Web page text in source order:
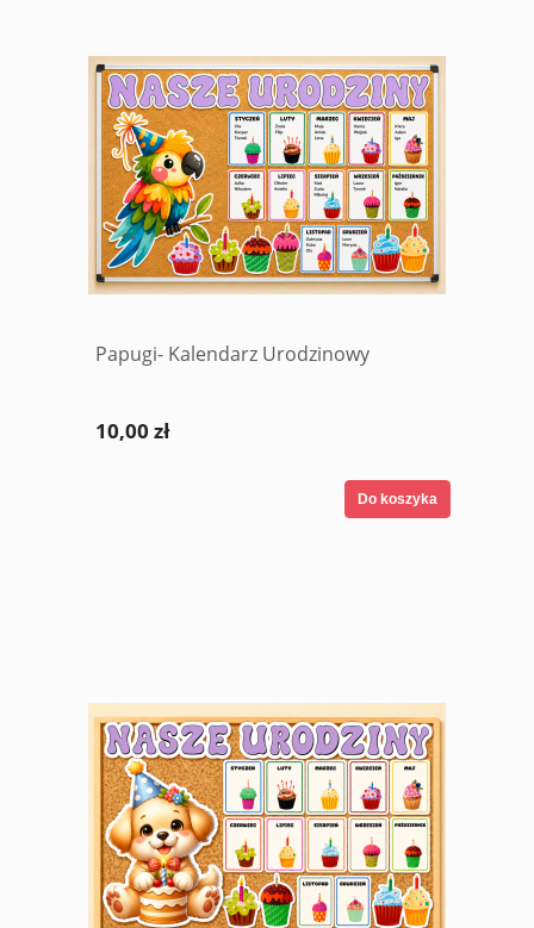
Papugi- Kalendarz Urodzinowy
10,00 zł
Do koszyka